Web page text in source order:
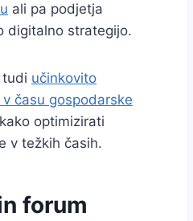
ali pa podjetja
digitalno strategijo.
tudi učinkovito
času gospodarske
optimizirati
v težkih časih.
forum